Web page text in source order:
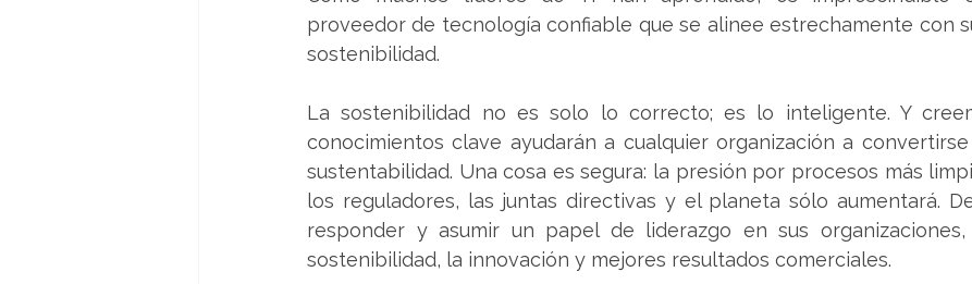
proveedor de tecnología confiable que se alinee estrechamente con
sostenibilidad.
La sostenibilidad no es solo lo correcto; es lo inteligente. Y
conocimientos clave ayudarán a cualquier organización a
sustentabilidad. Una cosa es segura: la presión por procesos más
los reguladores, las juntas directivas y el planeta sólo aumentará.
responder y asumir un papel de liderazgo en sus organizaciones,
sostenibilidad, la innovación y mejores resultados comerciales.